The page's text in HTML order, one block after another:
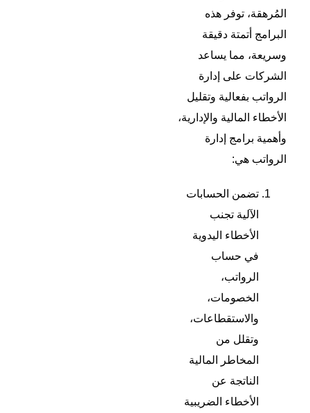
المُرهقة، توفر هذه
البرامج أتمتة دقيقة
وسريعة، مما يساعد
الشركات على إدارة
الرواتب بفعالية وتقليل
الأخطاء المالية والإدارية،
وأهمية برامج إدارة
الرواتب هي:
تضمن الحسابات
الآلية تجنب
الأخطاء اليدوية
في حساب
الرواتب،
الخصومات،
والاستقطاعات،
وتقلل من
المخاطر المالية
الناتجة عن
الأخطاء الضريبية